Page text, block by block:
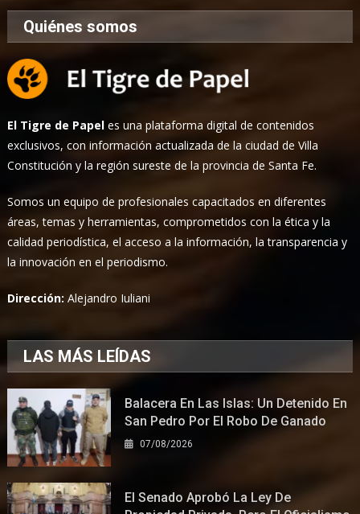
Quiénes somos
El Tigre de Papel es una plataforma digital de contenidos
exclusivos, con información actualizada de la ciudad de Villa
Constitución y la región sureste de la provincia de Santa Fe.
Somos un equipo de profesionales capacitados en diferentes
áreas, temas y herramientas, comprometidos con la ética y la
calidad periodística, el acceso a la información, la transparencia y
la innovación en el periodismo.
Dirección:Alejandro Iuliani
LAS MÁS LEÍDAS
Balacera En Las Islas: Un Detenido En
San Pedro Por El Robo De Ganado
07/08/2026
El Senado Aprobó La Ley De